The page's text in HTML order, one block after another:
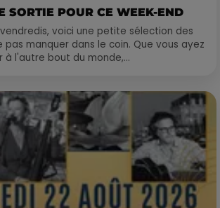
SORTIE POUR CE WEEK-END
voici une petite sélection des
pas manquer dans le coin. Que vous ayez
à l'autre bout du monde,...